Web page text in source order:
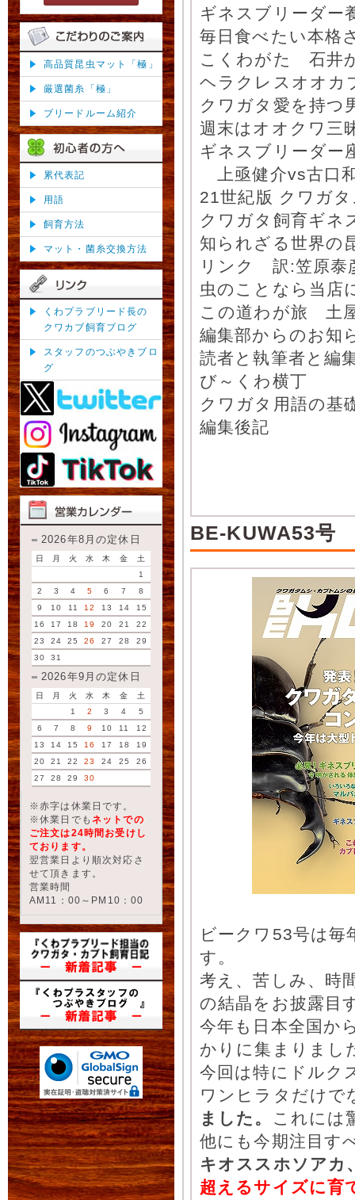
高品質昆虫マット「極」
厳選菌糸「極」
ブリードルーム紹介
累代表記
用語
飼育方法
マット・菌糸交換方法
くわプラブリード長の
クワカブ飼育ブログ
スタッフのつぶやきブロ
グ
2026年8月の定休日
日 月 火 水 木 金
土
1
2
3 4 5 6 7
8
9
10 11 12 13 14
15
16
17 18 19 20 21
22
23
24 25 26 27 28
29
30
31
2026年9月の定休日
日 月 火 水 木 金
土
1
2 3 4
5
6
7 8 9 10 11
12
13
14 15 16 17 18
19
20
21 22 23 24 25
26
27
28 29 30
※赤字は休業日です。
※休業日でも ネットでの
ご注文は24時間お受けし
ております。
翌営業日より順次対応さ
せて頂きます。
営業時間
AM11：00～PM10：00
ギネスブリーダ
毎日食べたい本格
こくわがた 石井
ヘラクレスオオ
クワガタ愛を持
週末はオオクワ
ギネスブリーダー
上亟健介vs古口
21世紀版 クワガ
クワガタ飼育ギネ
知られざる世界
リンク 訳:笠原泰
虫のことなら当店
この道わが旅 土
編集部からのお知
読者と執筆者と編
び～くわ横丁
クワガタ用語の基
編集後記
BE-KUWA53号
ビークワ53号は毎
す。
考え、苦しみ、時
の結晶をお披露目
今年も日本全国か
かりに集まりまし
今回は特にドルク
ワンヒラタだけで
ました。
これには
他にも今期注目す
キオススホソアカ
超えるサイズに育